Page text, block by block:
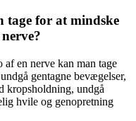
tage for at mindske
en nerve kan man tage
gentagne bevægelser,
kropsholdning, undgå
hvile og genopretning